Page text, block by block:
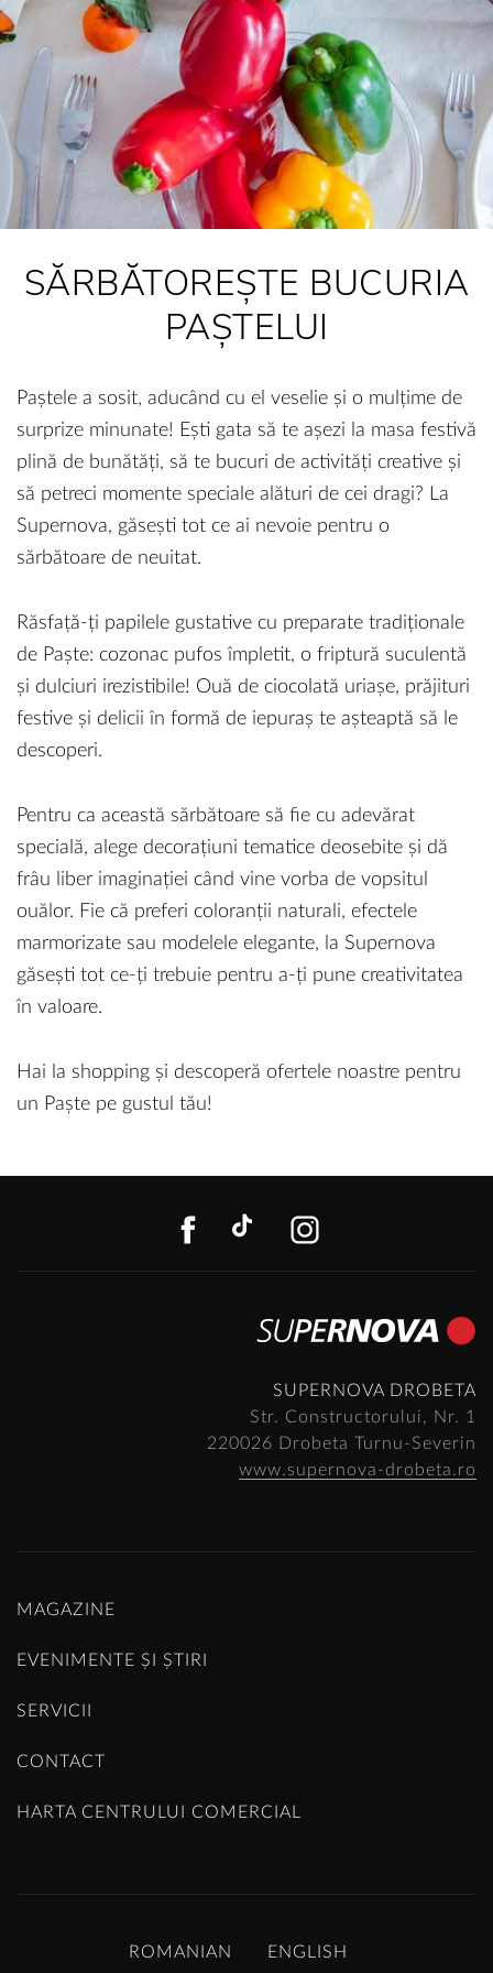
SĂRBĂTOREȘTE BUCURIA
PAȘTELUI
Paștele a sosit, aducând cu el veselie și o mulțime de
surprize minunate! Ești gata să te așezi la masa festivă
plină de bunătăți, să te bucuri de activități creative și
să petreci momente speciale alături de cei dragi? La
Supernova, găsești tot ce ai nevoie pentru o
sărbătoare de neuitat.
Răsfață-ți papilele gustative cu preparate tradiționale
de Paște: cozonac pufos împletit, o friptură suculentă
și dulciuri irezistibile! Ouă de ciocolată uriașe, prăjituri
festive și delicii în formă de iepuraș te așteaptă să le
descoperi.
Pentru ca această sărbătoare să fie cu adevărat
specială, alege decorațiuni tematice deosebite și dă
frâu liber imaginației când vine vorba de vopsitul
ouălor. Fie că preferi coloranții naturali, efectele
marmorizate sau modelele elegante, la Supernova
găsești tot ce-ți trebuie pentru a-ți pune creativitatea
în valoare.
Hai la shopping și descoperă ofertele noastre pentru
un Paște pe gustul tău!
MAGAZINE
EVENIMENTE ȘI ȘTIRI
SERVICII
CONTACT
HARTA CENTRULUI COMERCIAL
FACEBOOK
TIKTOK
SUPERNOVA DROBETA
Str. Constructorului, Nr. 1
220026 Drobeta Turnu-Severin
www.supernova-drobeta.ro
ROMANIAN ENGLISH